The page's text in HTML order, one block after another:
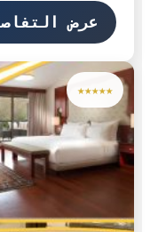
عرض
★★★★★